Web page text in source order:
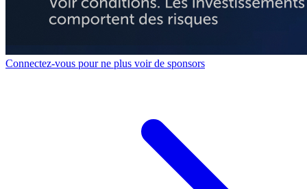
Connectez-vous pour ne plus voir de sponsors